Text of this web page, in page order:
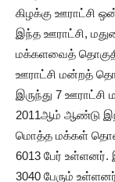
கிழக்கு ஊராட்சி
இந்த ஊராட்சி,
மக்களவைத்
ஊராட்சி மன்றத்
இருந்து 7
2011ஆம் ஆண்டு
மொத்த மக்கள்
6013 பேர்
3040 பேரும்